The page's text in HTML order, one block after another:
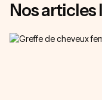
Nos articles